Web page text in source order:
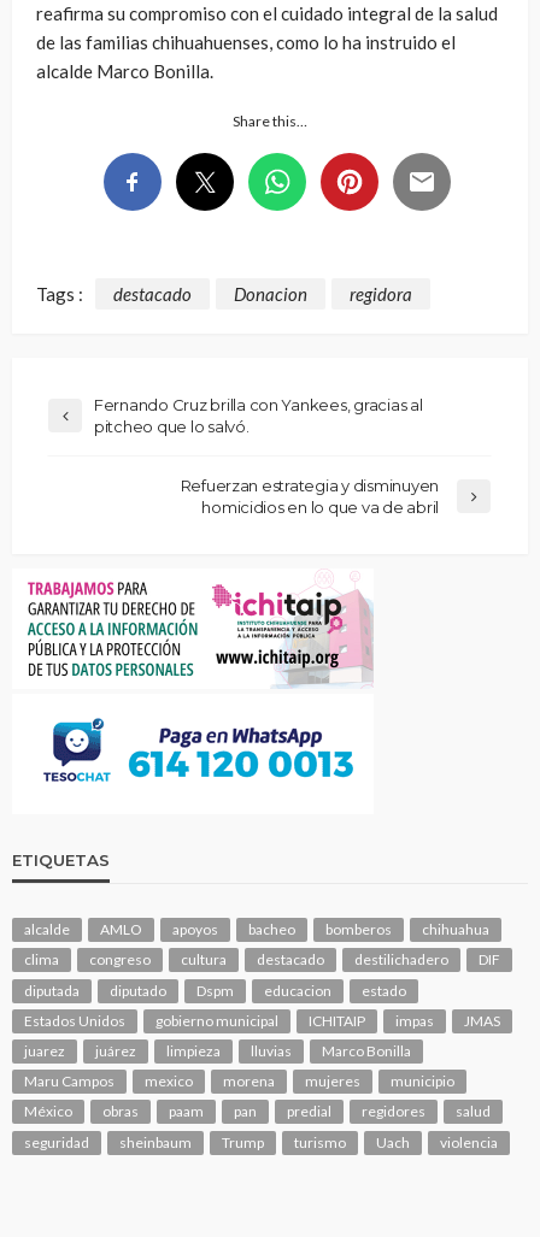
reafirma su compromiso con el cuidado integral de la salud
de las familias chihuahuenses, como lo ha instruido el
alcalde Marco Bonilla.
Share this…
Tags : destacado Donacion regidora
Fernando Cruz brilla con Yankees, gracias al
pitcheo que lo salvó.
Refuerzan estrategia y disminuyen
homicidios en lo que va de abril
ETIQUETAS
alcalde AMLO apoyos bacheo bomberos
chihuahua
clima
congreso cultura destacado destilichadero
DIF
diputada
diputado Dspm educacion
estado
Estados Unidos
gobierno municipal ICHITAIP impas
JMAS
juarez
juárez limpieza lluvias
Marco Bonilla
Maru Campos
mexico morena mujeres
municipio
México
obras paam pan predial regidores
salud
seguridad
sheinbaum Trump turismo Uach violencia